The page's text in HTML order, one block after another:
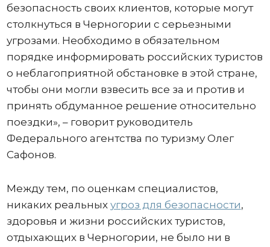
безопасность своих клиентов, которые могут
столкнуться в Черногории с серьезными
угрозами. Необходимо в обязательном
порядке информировать российских туристов
о неблагоприятной обстановке в этой стране,
чтобы они могли взвесить все за и против и
принять обдуманное решение относительно
поездки», – говорит руководитель
Федерального агентства по туризму Олег
Сафонов.
Между тем, по оценкам специалистов,
никаких реальных угроз для безопасности,
здоровья и жизни российских туристов,
отдыхающих в Черногории, не было ни в